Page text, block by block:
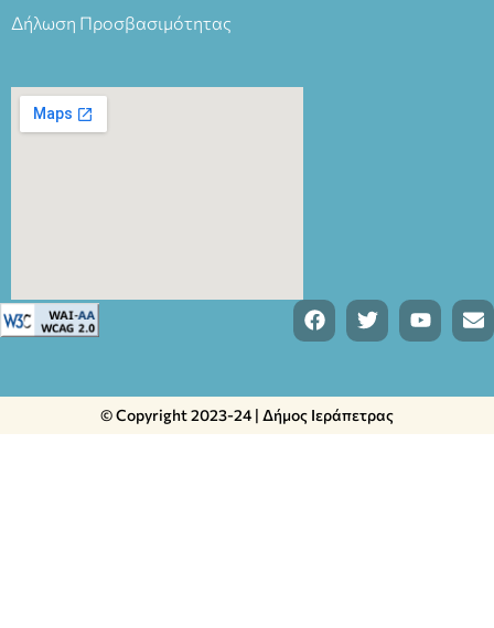
Δήλωση Προσβασιμότητας
© Copyright 2023-24 | Δήμος Ιεράπετρας